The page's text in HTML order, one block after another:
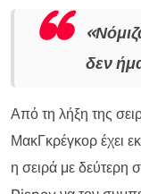
δεν
Από τη λήξη της
ΜακΓκρέγκορ έχει
η σειρά με δεύτερη